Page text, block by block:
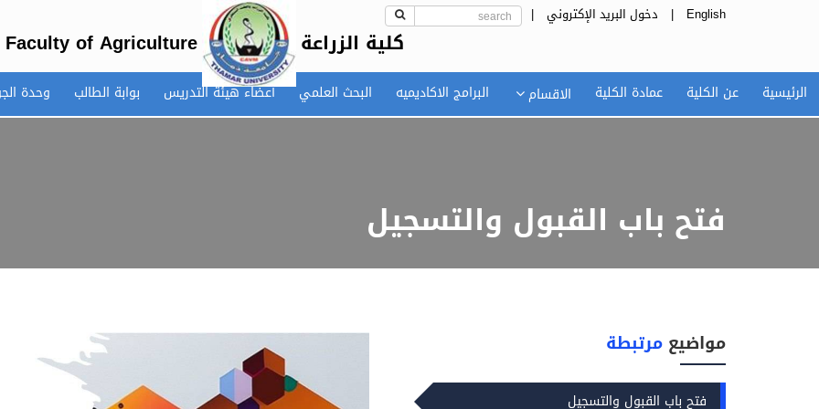
English
| دخول البريد الإكتروني |
كلية الزراعة Faculty of Agriculture
الرئيسية عن الكلية عمادة الكلية الاقسام البرامج الاكاديميه البحث العلمي أعضاء هيئة التدريس بوابة الطالب وحدة
فتح باب القبول والتسجيل
مواضيع مرتبطة
فتح باب القبول والتسجيل